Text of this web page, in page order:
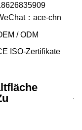
：ace-chn
/ ODM
ISO-Zertifikate